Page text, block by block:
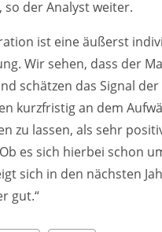
so der Analyst weiter.
ist eine äußerst
Wir sehen, dass der
schätzen das Signal
kurzfristig an dem
zu lassen, als sehr
es sich hierbei schon
sich in den nächsten
gut.“